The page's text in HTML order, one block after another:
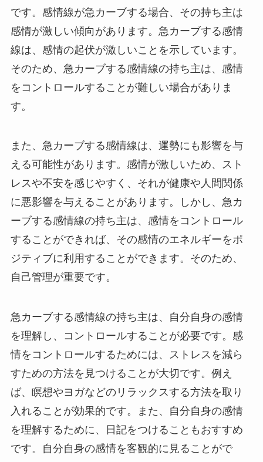
です。感情線が急カーブする場合、その持ち主は
感情が激しい傾向があります。急カーブする感情
線は、感情の起伏が激しいことを示しています。
そのため、急カーブする感情線の持ち主は、感情
をコントロールすることが難しい場合がありま
す。
また、急カーブする感情線は、運勢にも影響を与
える可能性があります。感情が激しいため、スト
レスや不安を感じやすく、それが健康や人間関係
に悪影響を与えることがあります。しかし、急カ
ーブする感情線の持ち主は、感情をコントロール
することができれば、その感情のエネルギーをポ
ジティブに利用することができます。そのため、
自己管理が重要です。
急カーブする感情線の持ち主は、自分自身の感情
を理解し、コントロールすることが必要です。感
情をコントロールするためには、ストレスを減ら
すための方法を見つけることが大切です。例え
ば、瞑想やヨガなどのリラックスする方法を取り
入れることが効果的です。また、自分自身の感情
を理解するために、日記をつけることもおすすめ
です。自分自身の感情を客観的に見ることがで